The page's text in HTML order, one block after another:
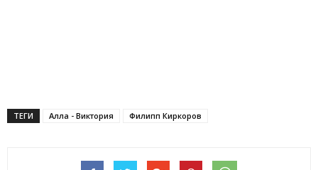
ТЕГИ Алла - Виктория Филипп Киркоров